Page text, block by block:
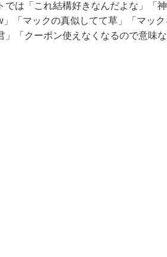
では「これ結構好きなんだよな」「
」「マックの真似してて草」「マッ
」「クーポン使えなくなるので意味